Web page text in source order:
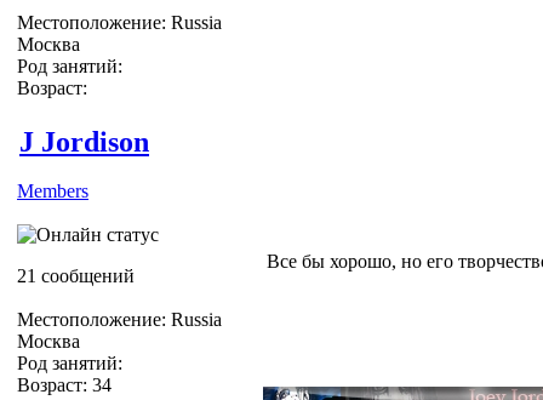
Местоположение: Russia
Москва
Род занятий:
Возраст:
J Jordison
Members
21 сообщений
Местоположение: Russia
Москва
Род занятий:
Возраст: 34
Все бы хорошо, но его